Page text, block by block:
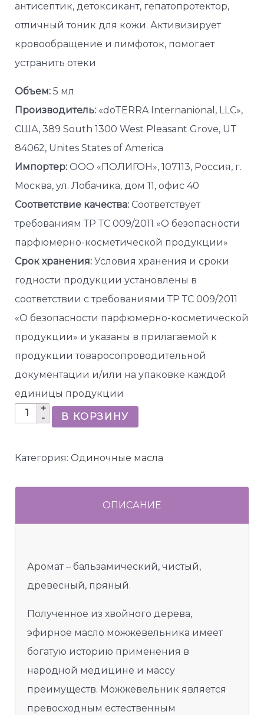
антисептик, детоксикант, гепатопротектор,
отличный тоник для кожи. Активизирует
кровообращение и лимфоток, помогает
устранить отеки
Объем: 5 мл
Производитель: «doTERRA Internanional, LLC»,
США, 389 South 1300 West Pleasant Grove, UT
84062, Unites States of America
Импортер: ООО «ПОЛИГОН», 107113, Россия, г.
Москва, ул. Лобачика, дом 11, офис 40
Соответствие качества: Соответствует
требованиям ТР ТС 009/2011 «О безопасности
парфюмерно-косметической продукции»
Срок хранения: Условия хранения и сроки
годности продукции установлены в
соответствии с требованиями ТР ТС 009/2011
«О безопасности парфюмерно-косметической
продукции» и указаны в прилагаемой к
продукции товаросопроводительной
документации и/или на упаковке каждой
единицы продукции
КоличествоВ КОРЗИНУ
Категория: Одиночные масла
ОПИСАНИЕ
Аромат – бальзамический, чистый,
древесный, пряный.
Полученное из хвойного дерева,
эфирное масло можжевельника имеет
богатую историю применения в
народной медицине и массу
преимуществ. Можжевельник является
превосходным естественным